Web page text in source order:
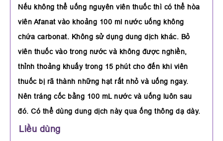
Nếu không thể uống nguyên viên thuốc thì có thể hòa
viên Afanat vào khoảng 100 ml nước uống không
chứa carbonat. Không sử dụng dung dịch khác. Bỏ
viên thuốc vào trong nước và không được nghiền,
thỉnh thoảng khuấy trong 15 phút cho đến khi viên
thuốc bị rã thành những hạt rất nhỏ và uống ngay.
Nên tráng cốc bằng 100 mL nước và uống luôn sau
đó. Có thể dùng dung dịch này qua ống thông dạ dày.
Liều dùng